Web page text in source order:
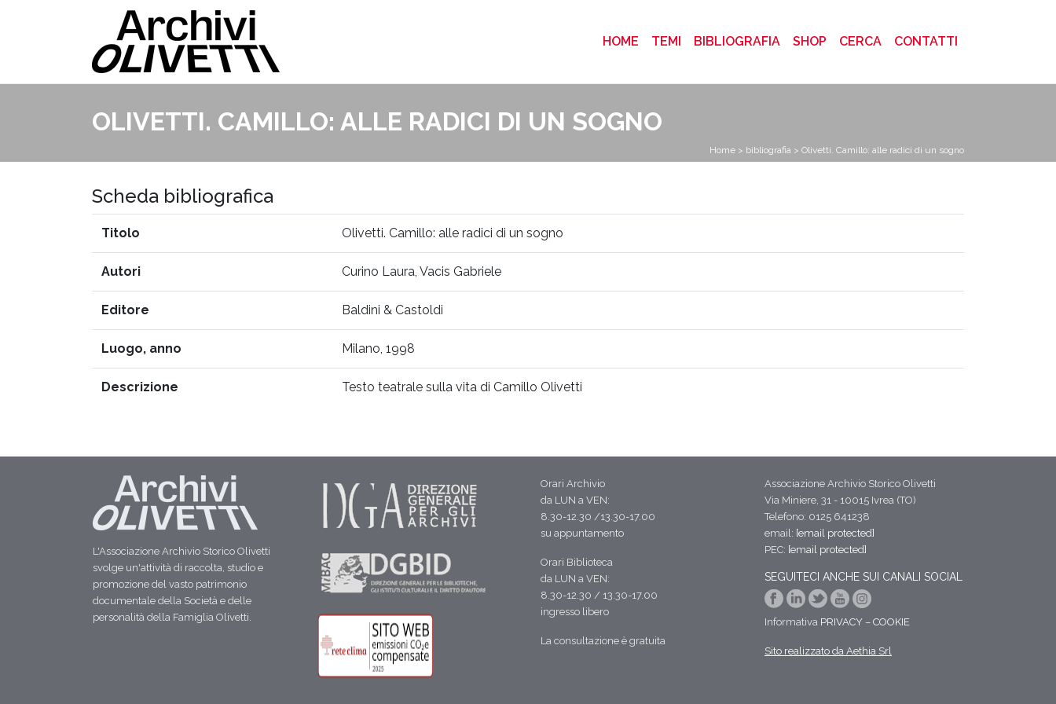
HOME (CURRENT)
TEMI BIBLIOGRAFIA SHOP CERCA CONTATTI
OLIVETTI. CAMILLO: ALLE RADICI DI UN SOGNO
Home > bibliografia > Olivetti. Camillo: alle radici di un sogno
Scheda bibliografica
Titolo Olivetti. Camillo: alle radici di un sogno
Autori Curino Laura, Vacis Gabriele
Editore Baldini & Castoldi
Luogo, anno Milano, 1998
Descrizione Testo teatrale sulla vita di Camillo Olivetti
L'Associazione Archivio Storico Olivetti
svolge un'attività di raccolta, studio e
promozione del vasto patrimonio
documentale della Società e delle
personalità della Famiglia Olivetti.
Orari Archivio
da LUN a VEN:
8.30-12.30 /13.30-17.00
su appuntamento
Orari Biblioteca
da LUN a VEN:
8.30-12.30 / 13.30-17.00
ingresso libero
La consultazione è gratuita
Associazione Archivio Storico Olivetti
Via Miniere, 31 - 10015 Ivrea (TO)
Telefono: 0125 641238
email: [email protected]
PEC: [email protected]
SEGUITECI ANCHE SUI CANALI SOCIAL
Informativa PRIVACY – COOKIE
Sito realizzato da Aethia Srl